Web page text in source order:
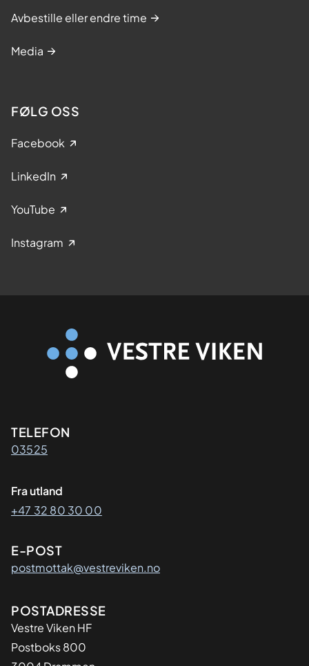
Avbestille eller endre time
Media
FØLG OSS
Facebook
LinkedIn
YouTube
Instagram
Kontaktinformasjon
TELEFON
03525
Fra utland
+47 32 80 30 00
E-POST
postmottak@vestreviken.no
Adresse
POSTADRESSE
Vestre Viken HF
Postboks 800